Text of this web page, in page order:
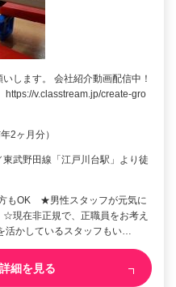
します。 会社紹介動画配信中！
https://v.classtream.jp/create-gro
2ヶ月分）
武野田線「江戸川台駅」より徒
もOK ★男性スタッフが元気に
現在非正規で、正職員をお考え
活かしているスタッフもい…
詳細を見る